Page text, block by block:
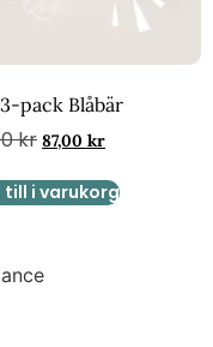
pack Blåbär
kr 87,00 kr
till i varukorg